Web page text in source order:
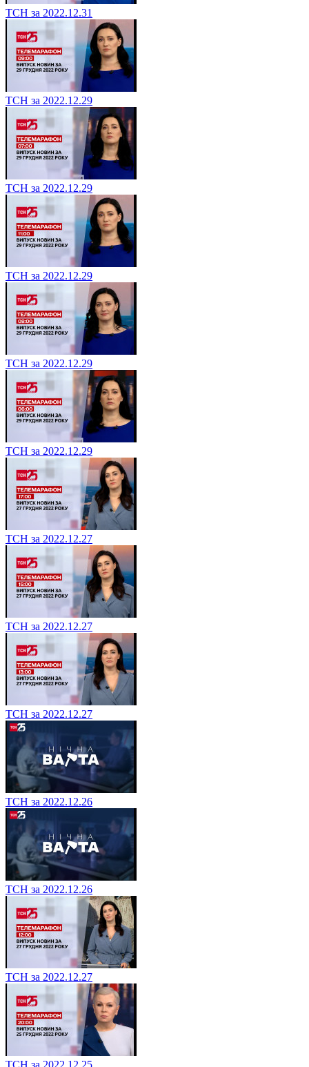
ТСН за 2022.12.31
ТСН за 2022.12.29
ТСН за 2022.12.29
ТСН за 2022.12.29
ТСН за 2022.12.29
ТСН за 2022.12.29
ТСН за 2022.12.27
ТСН за 2022.12.27
ТСН за 2022.12.27
ТСН за 2022.12.26
ТСН за 2022.12.26
ТСН за 2022.12.27
ТСН за 2022.12.25